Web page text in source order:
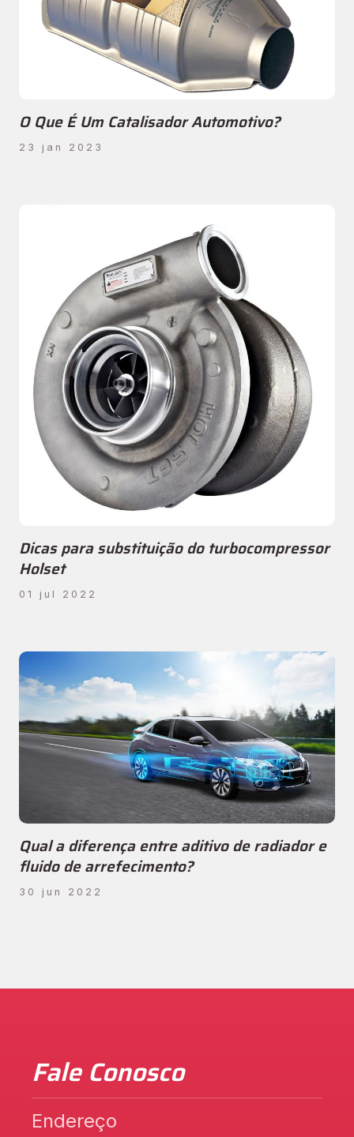
O Que É Um Catalisador Automotivo?
23 jan 2023
Dicas para substituição do turbocompressor
Holset
01 jul 2022
Qual a diferença entre aditivo de radiador e
fluido de arrefecimento?
30 jun 2022
Fale Conosco
Endereço